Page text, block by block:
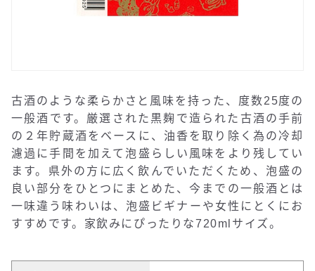
古酒のような柔らかさと風味を持った、度数25度の
一般酒です。厳選された黒麹で造られた古酒の手前
の２年貯蔵酒をベースに、油香を取り除く為の冷却
濾過に手間を加えて泡盛らしい風味をより残してい
ます。県外の方に広く飲んでいただくため、泡盛の
良い部分をひとつにまとめた、今までの一般酒とは
一味違う味わいは、泡盛ビギナーや女性にとくにお
すすめです。家飲みにぴったりな720mlサイズ。